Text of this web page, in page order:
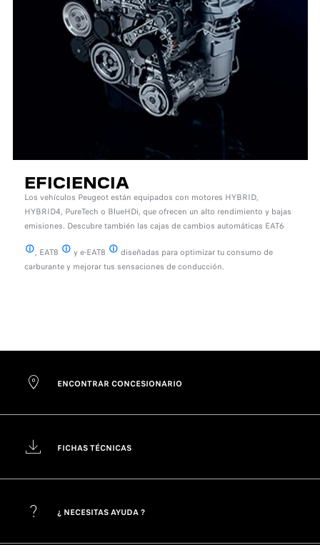
EFICIENCIA
Los vehículos Peugeot están equipados con motores HYBRID,
HYBRID4, PureTech o BlueHDi, que ofrecen un alto rendimiento y bajas
emisiones. Descubre también las cajas de cambios automáticas EAT6
Caja de cambios automática eficiente 6
, EAT8
Caja de cambios automática eficiente 8
y e-EAT8
Caja de cambios automática eléctrica eficiente 8
diseñadas para optimizar tu consumo de
carburante y mejorar tus sensaciones de conducción.
ENCONTRAR CONCESIONARIO
FICHAS TÉCNICAS
¿ NECESITAS AYUDA ?